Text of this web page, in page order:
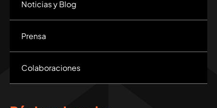
Noticias y Blog
Prensa
Colaboraciones